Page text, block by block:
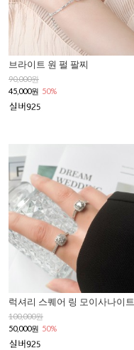
브라이트 원 펄 팔찌
90,000원
45,000원 50%
럭셔리 스퀘어 링 모이사나이트
100,000원
50,000원 50%